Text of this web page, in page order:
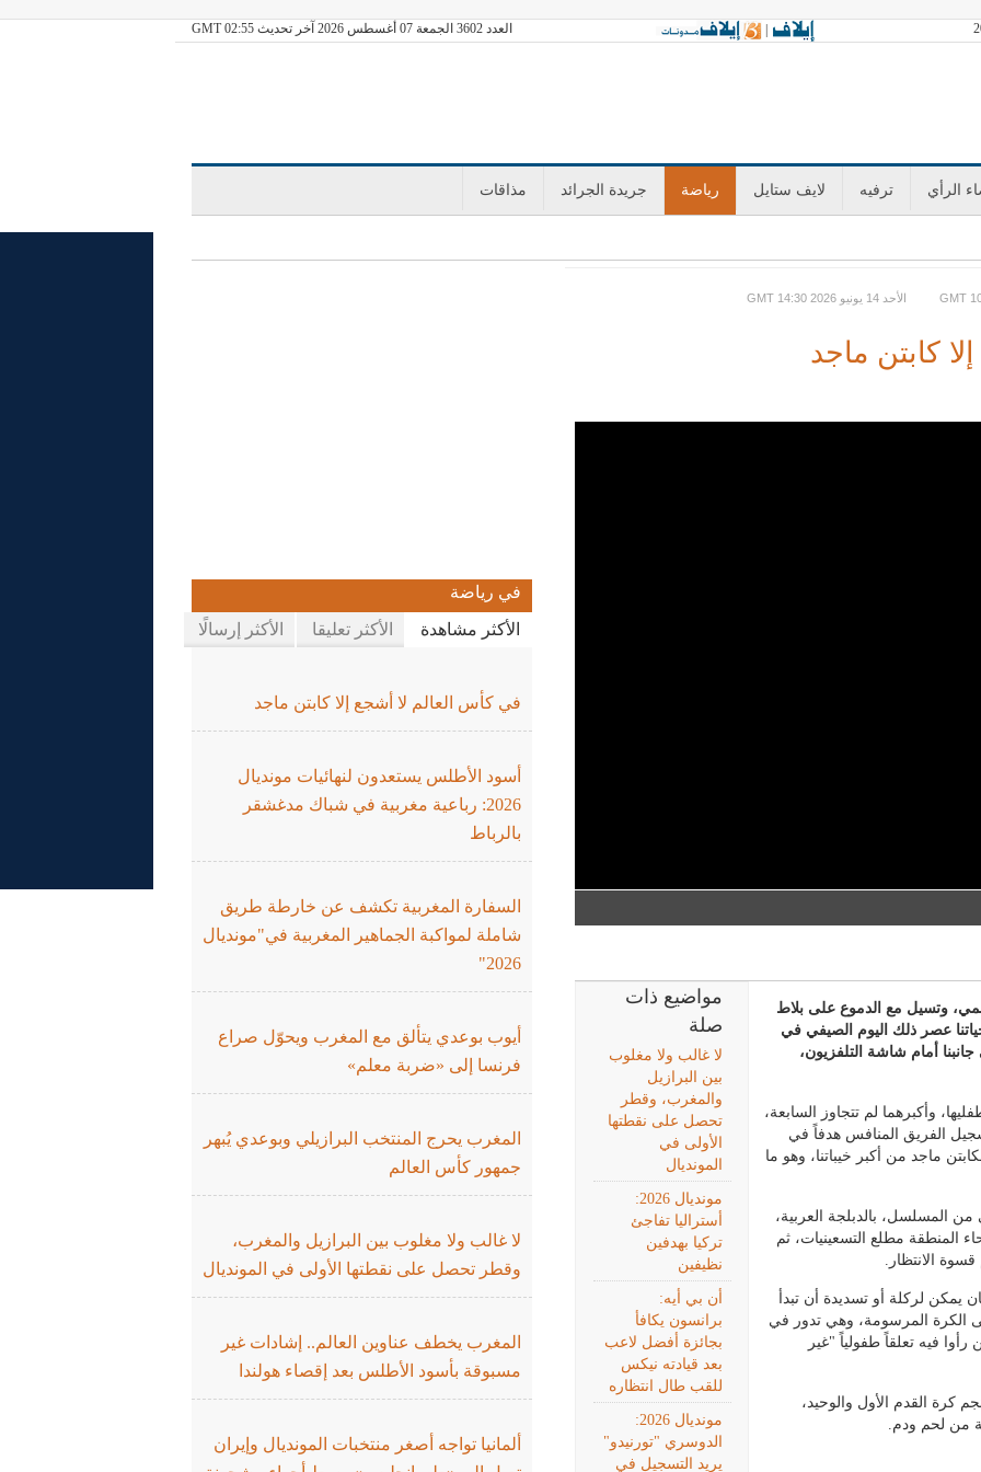
العدد 3602 الجمعة 07 أغسطس 2026 آخر تحديث GMT 02:55 |
الرأي ترفيه لايف ستايل رياضة جريدة الجرائد مذاقات
GMT الأحد 14 يونيو 2026 14:30
كابتن ماجد
مواضيع ذات
صلة
لا غالب ولا مغلوب
بين البرازيل
والمغرب، وقطر
تحصل على نقطتها
الأولى في
المونديال
مونديال 2026:
أستراليا تفاجئ
تركيا بهدفين
نظيفين
أن بي أيه:
برانسون يكافأ
بجائزة أفضل لاعب
بعد قيادته نيكس
للقب طال انتظاره
مونديال 2026:
الدوسري "تورنيدو"
يريد التسجيل في
وتسيل مع الدموع على بلاط
عصر ذلك اليوم الصيفي في
أمام شاشة التلفزيون،
وأكبرهما لم تتجاوز السابعة،
الفريق المنافس هدفاً في
ماجد من أكبر خيباتنا، وهو ما
المسلسل، بالدبلجة العربية،
المنطقة مطلع التسعينيات، ثم
الانتظار.
يمكن لركلة أو تسديدة أن تبدأ
الكرة المرسومة، وهي تدور في
رأوا فيه تعلقاً طفولياً "غير
كرة القدم الأول والوحيد،
من لحم ودم.
في رياضة
الأكثر مشاهدة الأكثر تعليقا الأكثر إرسالًا
في كأس العالم لا أشجع إلا كابتن ماجد
أسود الأطلس يستعدون لنهائيات مونديال
2026: رباعية مغربية في شباك مدغشقر
بالرباط
السفارة المغربية تكشف عن خارطة طريق
شاملة لمواكبة الجماهير المغربية في"مونديال
2026"
أيوب بوعدي يتألق مع المغرب ويحوّل صراع
فرنسا إلى «ضربة معلم»
المغرب يحرج المنتخب البرازيلي وبوعدي يُبهر
جمهور كأس العالم
لا غالب ولا مغلوب بين البرازيل والمغرب،
وقطر تحصل على نقطتها الأولى في المونديال
المغرب يخطف عناوين العالم.. إشادات غير
مسبوقة بأسود الأطلس بعد إقصاء هولندا
ألمانيا تواجه أصغر منتخبات المونديال وإيران